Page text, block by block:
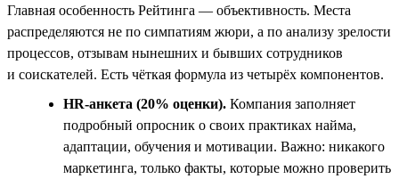
Главная особенность Рейтинга — объективность. Места
распределяются не по симпатиям жюри, а по анализу зрелости
процессов, отзывам нынешних и бывших сотрудников
и соискателей. Есть чёткая формула из четырёх компонентов.
HR-анкета (20% оценки). Компания заполняет
подробный опросник о своих практиках найма,
адаптации, обучения и мотивации. Важно: никакого
маркетинга, только факты, которые можно проверить